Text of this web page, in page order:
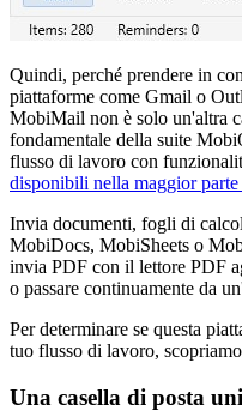
Quindi, perché prendere in
piattaforme come Gmail o
MobiMail non è solo un'altra
fondamentale della suite
flusso di lavoro con
disponibili nella maggior
Invia documenti, fogli di
MobiDocs, MobiSheets o
invia PDF con il lettore PDF
o passare continuamente da
Per determinare se questa
tuo flusso di lavoro,
Una casella di posta